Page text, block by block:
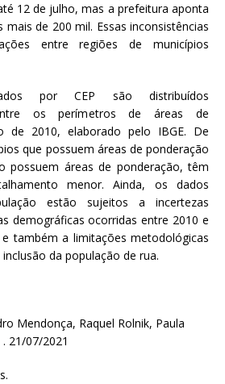
12 de julho, mas a prefeitura aponta
de 200 mil. Essas inconsistências
entre regiões de municípios
por CEP são distribuídos
os perímetros de áreas de
de 2010, elaborado pelo IBGE. De
que possuem áreas de ponderação
possuem áreas de ponderação, têm
menor. Ainda, os dados
estão sujeitos a incertezas
demográficas ocorridas entre 2010 e
também a limitações metodológicas
da população de rua.
Mendonça, Raquel Rolnik, Paula
. 21/07/2021